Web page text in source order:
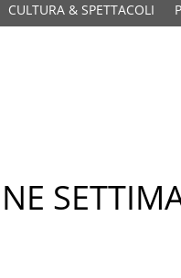
CULTURA & SPETTACOLI